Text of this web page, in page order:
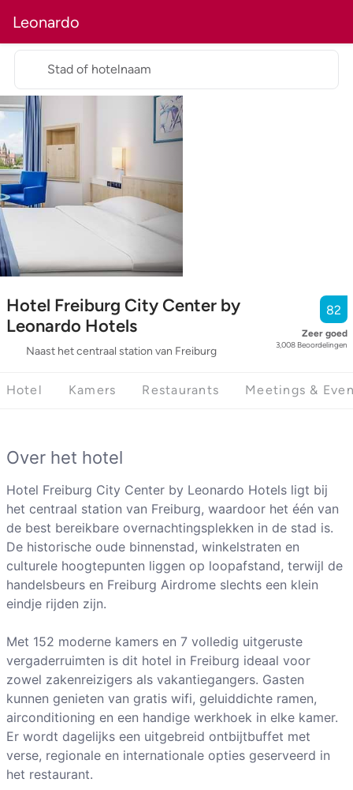
Leonardo
Hotel Freiburg City Center by
Leonardo Hotels
Naast het centraal station van Freiburg
82
Zeer goed
3,008 Beoordelingen
Stad of hotelnaam
Hotel Kamers Restaurants Meetings &
Over het hotel
Hotel Freiburg City Center by Leonardo Hotels ligt bij
het centraal station van Freiburg, waardoor het één van
de best bereikbare overnachtingsplekken in de stad is.
De historische oude binnenstad, winkelstraten en
culturele hoogtepunten liggen op loopafstand, terwijl de
handelsbeurs en Freiburg Airdrome slechts een klein
eindje rijden zijn.
Met 152 moderne kamers en 7 volledig uitgeruste
vergaderruimten is dit hotel in Freiburg ideaal voor
zowel zakenreizigers als vakantiegangers. Gasten
kunnen genieten van gratis wifi, geluiddichte ramen,
airconditioning en een handige werkhoek in elke kamer.
Er wordt dagelijks een uitgebreid ontbijtbuffet met
verse, regionale en internationale opties geserveerd in
het restaurant.